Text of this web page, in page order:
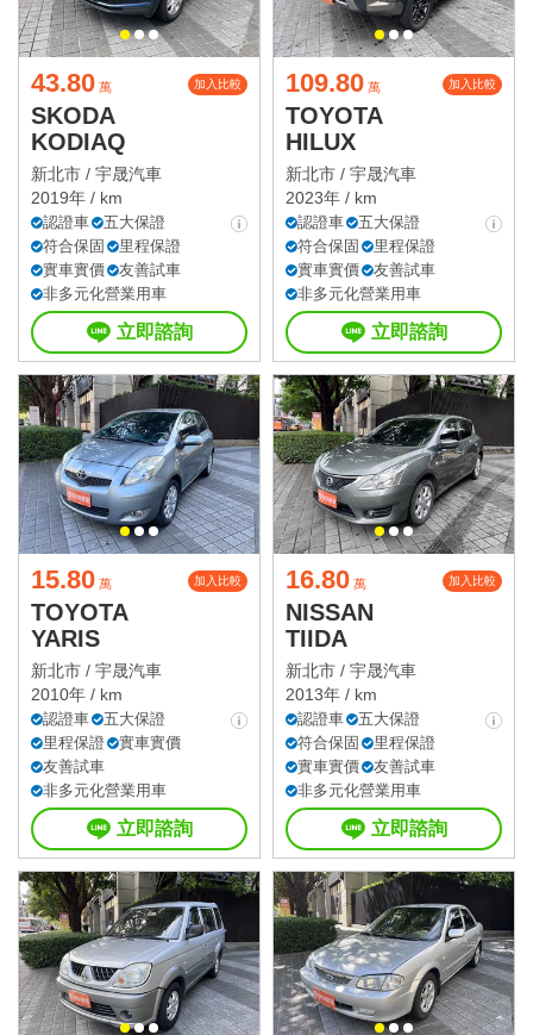
43.80 萬 加入比較
SKODA
KODIAQ
新北市 / 宇晟汽車
2019年 / km
認證車
五大保證
符合保固
里程保證
實車實價
友善試車
非多元化營業用車
立即諮詢
109.80 萬 加入比較
TOYOTA
HILUX
新北市 / 宇晟汽車
2023年 / km
認證車
五大保證
符合保固
里程保證
實車實價
友善試車
非多元化營業用車
立即諮詢
15.80 萬 加入比較
TOYOTA
YARIS
新北市 / 宇晟汽車
2010年 / km
認證車
五大保證
里程保證
實車實價
友善試車
非多元化營業用車
立即諮詢
16.80 萬 加入比較
NISSAN
TIIDA
新北市 / 宇晟汽車
2013年 / km
認證車
五大保證
符合保固
里程保證
實車實價
友善試車
非多元化營業用車
立即諮詢